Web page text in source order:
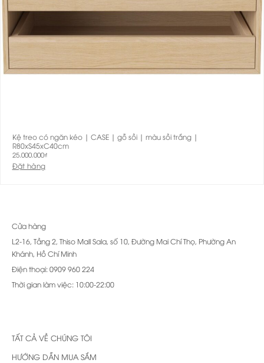
Kệ treo có ngăn kéo | CASE | gỗ sồi | màu sồi trắng |
R80xS45xC40cm
25.000.000₫
Đặt hàng
Cửa hàng
L2-16, Tầng 2, Thiso Mall Sala, số 10, Đường Mai Chí Thọ, Phường An
Khánh, Hồ Chí Minh
Điện thoại: 0909 960 224
Thời gian làm việc: 10:00-22:00
TẤT CẢ VỀ CHÚNG TÔI
HƯỚNG DẪN MUA SẮM